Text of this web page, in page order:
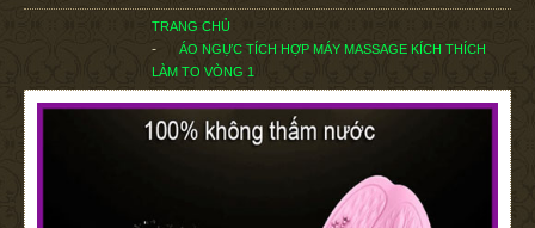
TRANG CHỦ
ÁO NGỰC TÍCH HỢP MÁY MASSAGE KÍCH THÍCH
LÀM TO VÒNG 1